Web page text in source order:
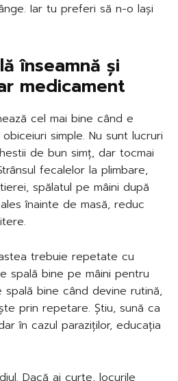
Iar tu preferi să n-o lași
înseamnă și
medicament
cel mai bine când e
simple. Nu sunt lucruri
de bun simț, dar tocmai
fecalelor la plimbare,
spălatul pe mâini după
înainte de masă, reduc
trebuie repetate cu
spală bine pe mâini pentru
bine când devine rutină,
prin repetare. Știu, sună ca
în cazul paraziților, educația
Dacă ai curte, locurile